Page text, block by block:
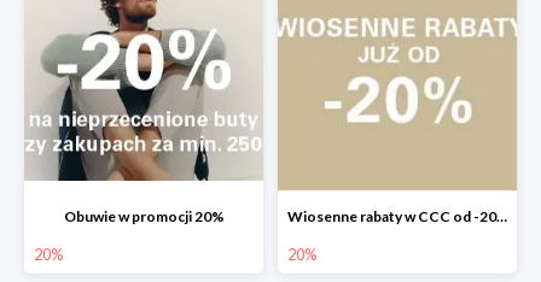
Obuwie w promocji 20%
20%
Wiosenne rabaty w CCC od -20%
20%